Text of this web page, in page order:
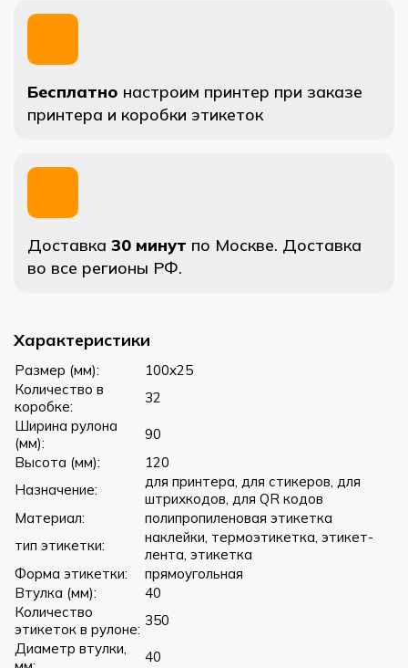
Бесплатно настроим принтер при заказе
принтера и коробки этикеток
Доставка 30 минут по Москве. Доставка
во все регионы РФ.
Характеристики
Размер (мм):
100x25
Количество в
коробке:
32
Ширина рулона
(мм):
90
Высота (мм):
120
Назначение:
для принтера, для стикеров, для
штрихкодов, для QR кодов
Материал:
полипропиленовая этикетка
тип этикетки:
наклейки, термоэтикетка, этикет-
лента, этикетка
Форма этикетки:
прямоугольная
Втулка (мм):
40
Количество
этикеток в рулоне:
350
Диаметр втулки,
40